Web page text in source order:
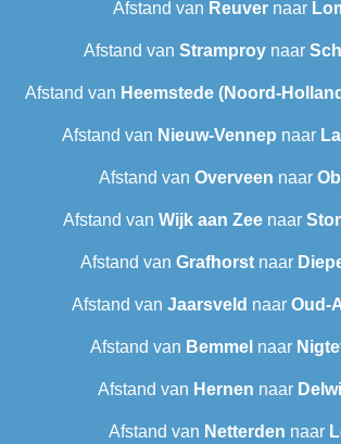
Afstand van Reuvernaar
Afstand van Stramproy naar
Afstand van Heemstede (Noord-
Afstand van Nieuw-Vennep naar
Afstand van Overveen naar
Afstand van Wijk aan Zeenaar
Afstand van Grafhorstnaar
Afstand van Jaarsveld naar Oud-
Afstand van Bemmel naar
Afstand van Hernen naar
Afstand van Netterden naar